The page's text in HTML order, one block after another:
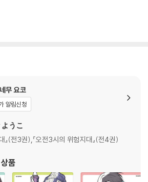
네무 요코
알림신청
うこ
』(전3권),『오전3시의 위험지대』(전4권)
품